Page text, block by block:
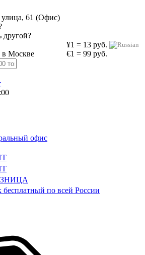
61 (Офис)
другой?
¥1 = 13 руб.
€1 = 99 руб.
в Москве
офис
бесплатный по всей России